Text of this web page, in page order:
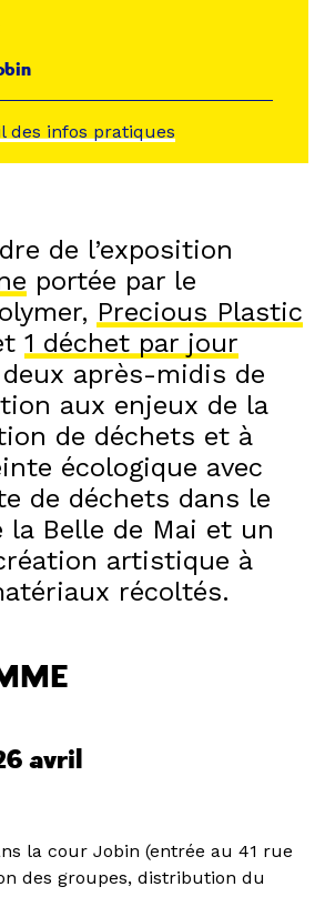
des infos pratiques
de l’exposition
portée par le
Precious Plastic
1 déchet par jour
après-midis de
aux enjeux de la
de déchets et à
écologique avec
de déchets dans le
la Belle de Mai et un
artistique à
récoltés.
avril
la cour Jobin (entrée au 41 rue
des groupes, distribution du